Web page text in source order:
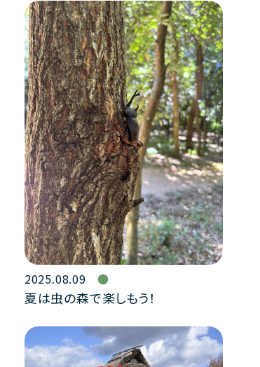
2025.08.09
夏は虫の森で楽しもう！